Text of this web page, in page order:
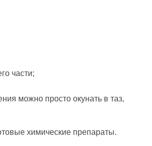
части;
можно просто окунать в таз,
химические препараты.